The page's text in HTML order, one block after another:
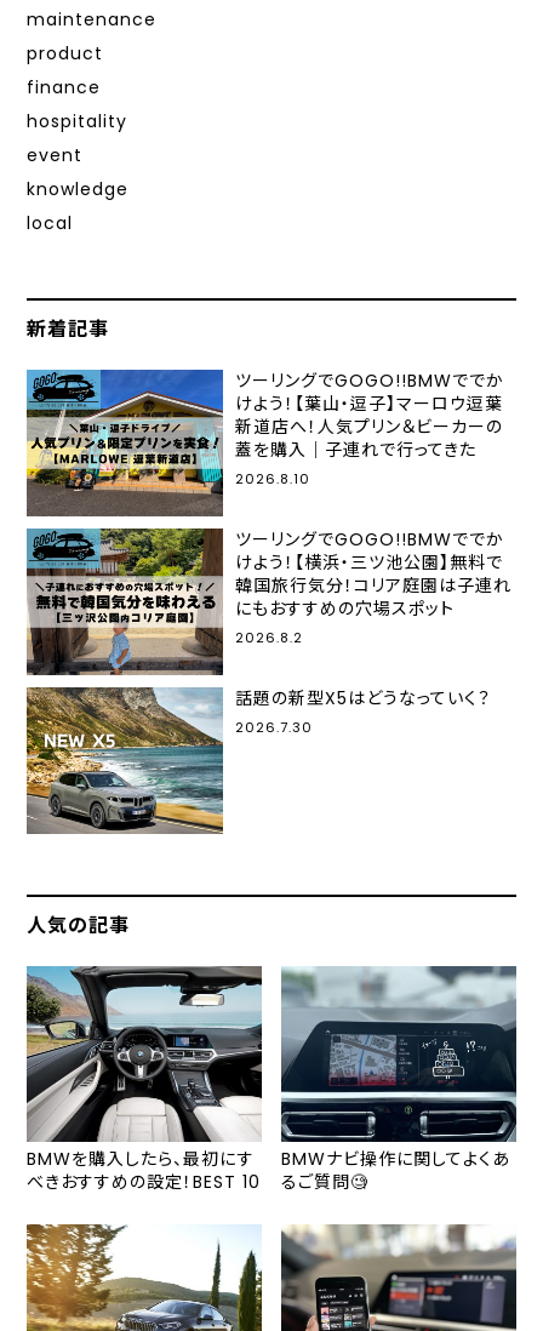
maintenance
product
finance
hospitality
event
knowledge
local
新着記事
ツーリングでGOGO!!BMWででか
けよう！【葉山・逗子】マーロウ逗葉
新道店へ！人気プリン＆ビーカーの
蓋を購入｜子連れで行ってきた
2026.8.10
ツーリングでGOGO!!BMWででか
けよう！【横浜・三ツ池公園】無料で
韓国旅行気分！コリア庭園は子連れ
にもおすすめの穴場スポット
2026.8.2
話題の新型X5はどうなっていく？
2026.7.30
人気の記事
BMWを購入したら、最初にす
べきおすすめの設定！BEST 10
BMWナビ操作に関してよくあ
るご質問🧐